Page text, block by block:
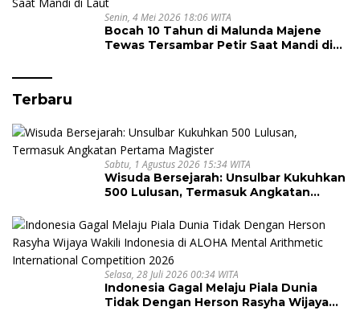
Senin, 4 Mei 2026 18:06 WITA
Bocah 10 Tahun di Malunda Majene
Tewas Tersambar Petir Saat Mandi di
Terbaru
Sabtu, 1 Agustus 2026 15:34 WITA
Wisuda Bersejarah: Unsulbar Kukuhkan
500 Lulusan, Termasuk Angkatan
Selasa, 28 Juli 2026 00:34 WITA
Indonesia Gagal Melaju Piala Dunia
Tidak Dengan Herson Rasyha Wijaya